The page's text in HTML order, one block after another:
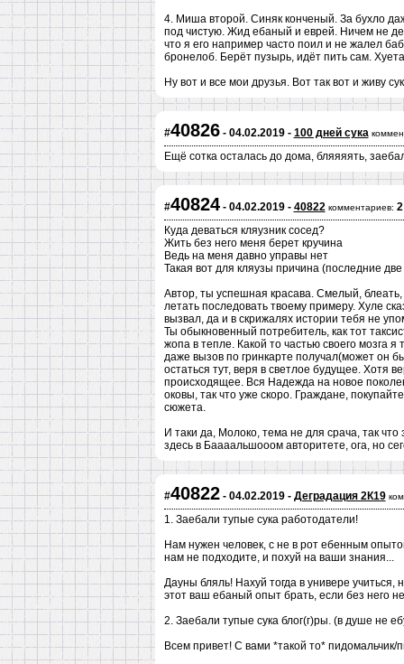
4. Миша второй. Синяк конченый. За бухло
под чистую. Жид ебаный и еврей. Ничем не
что я его например часто поил и не жалел
бронелоб. Берёт пузырь, идёт пить сам.
Ну вот и все мои друзья. Вот так вот и живу
#40826- 04.02.2019 - 100 дней сука
Ещё сотка осталась до дома, бляяяять,
#40824- 04.02.2019 - 40822 комментариев: 2
Куда деваться кляузник сосед?
Жить без него меня берет кручина
Ведь на меня давно управы нет
Такая вот для кляузы причина (последние
Автор, ты успешная красава. Смелый,
летать последовать твоему примеру. Хуле
вызвал, да и в скрижалях истории тебя не
Ты обыкновенный потребитель, как тот
жопа в тепле. Какой то частью своего мозга
даже вызов по гринкарте получал(может он
остаться тут, веря в светлое будущее. Хотя
происходящее. Вся Надежда на новое
оковы, так что уже скоро. Граждане,
сюжета.
И таки да, Молоко, тема не для срача, так
здесь в Баааальшооом авторитете, ога, но
#40822- 04.02.2019 - Деградация 2К19
1. Заебали тупые сука работодатели!
Нам нужен человек, с не в рот ебенным
нам не подходите, и похуй на ваши знания...
Дауны бляль! Нахуй тогда в универе учиться,
этот ваш ебаный опыт брать, если без него
2. Заебали тупые сука блог(г)ры. (в душе не
Всем привет! С вами *такой то*